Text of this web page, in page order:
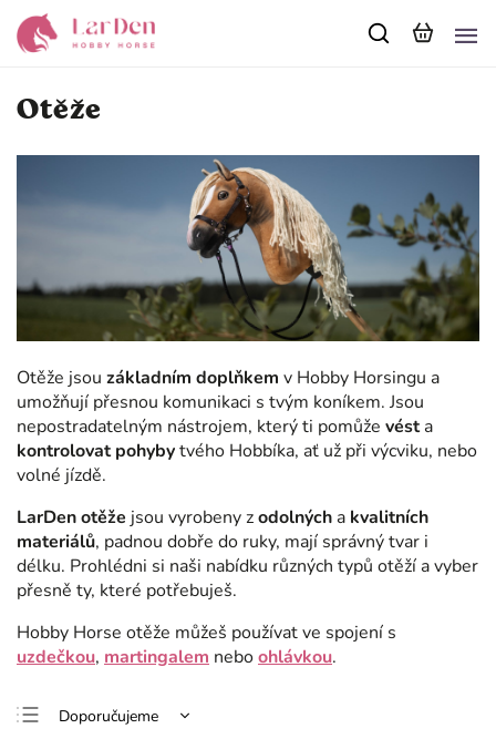
Otěže
Otěže jsou základním doplňkem v Hobby Horsingu a
umožňují přesnou komunikaci s tvým koníkem. Jsou
nepostradatelným nástrojem, který ti pomůže vésta
kontrolovat pohybytvého Hobbíka, ať už při výcviku, nebo
volné jízdě.
LarDen otěže jsou vyrobeny zodolných a kvalitních
materiálů, padnou dobře do ruky, mají správný tvar i
délku. Prohlédni si naši nabídku různých typů otěží a vyber
přesně ty, které potřebuješ.
Hobby Horse otěže můžeš používat ve spojení s
uzdečkou, martingalem neboohlávkou.
Doporučujeme